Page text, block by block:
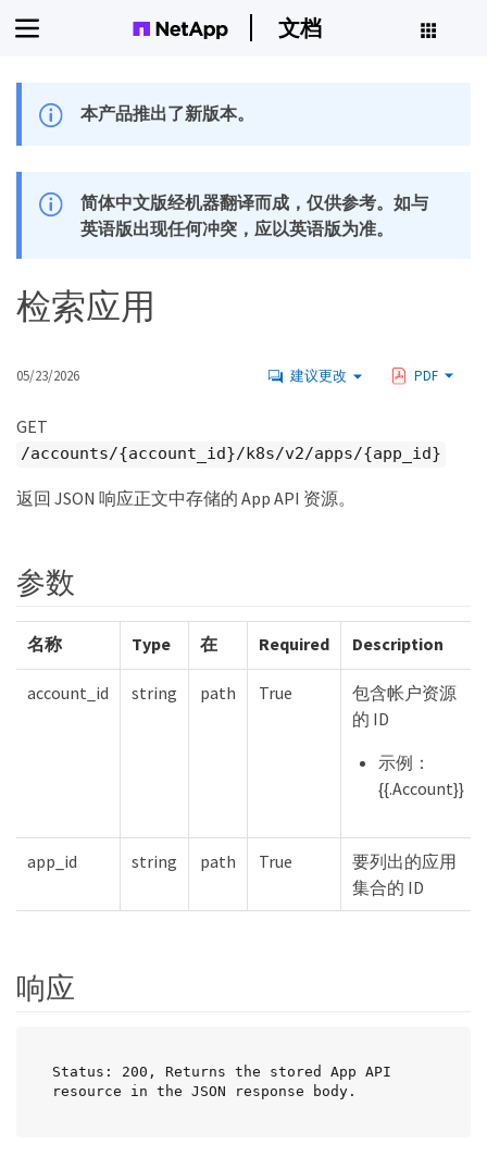
文档
本产品推出了新版本。
简体中文版经机器翻译而成，仅供参考。如与
英语版出现任何冲突，应以英语版为准。
检索应用
05/23/2026 建议更改 PDF
GET
/accounts/{account_id}/k8s/v2/apps/{app_id}
返回 JSON 响应正文中存储的 App API 资源。
参数
名称 Type 在 Required Description
account_id string path True
包含帐户资源
的 ID
示例：
{{.Account}}
app_id string path True
要列出的应用
集合的 ID
响应
Status: 200, Returns the stored App API
resource in the JSON response body.